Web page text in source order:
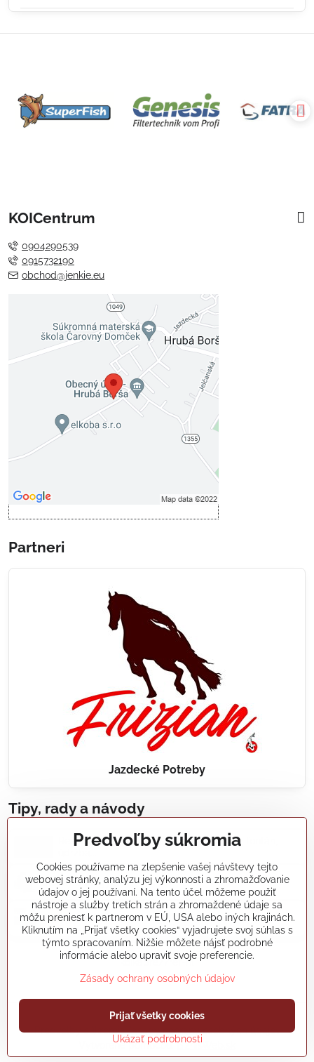
KOICentrum
0904290539
0915732190
obchod@jenkie.eu
Externý obsah je blokovaný
Voľbami súkromia
Prajete si načítať externý obsah?
Povoliť tentokrát
Povoliť a zapamätať - súhlas s
Partneri
Jazdecké Potreby
Tipy, rady a návody
Realizácie záhradných jazierok, bazénov, fontán,
Články a blogy
Rady a návody
koikapre/?ref=hl
©2026Copyright
Predvoľby súkromiaZásady ochrany osobných údajov
Vytvorené pomocou:BiznisWeb.sk
Predvoľby súkromia
Cookies používame na zlepšenie vašej návštevy tejto
webovej stránky, analýzu jej výkonnosti a zhromažďovanie
údajov o jej používaní. Na tento účel môžeme použiť
nástroje a služby tretích strán a zhromaždené údaje sa
môžu preniesť k partnerom v EÚ, USA alebo iných krajinách.
Kliknutím na „Prijať všetky cookies“ vyjadrujete svoj súhlas s
týmto spracovaním. Nižšie môžete nájsť podrobné
informácie alebo upraviť svoje preferencie.
Zásady ochrany osobných údajov
Ukázať podrobnosti
Prijať všetky cookies